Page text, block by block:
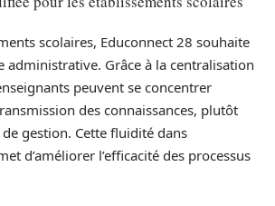
scolaires, Educonnect 28 souhaite
administrative. Grâce à la centralisation
peuvent se concentrer
des connaissances, plutôt
gestion. Cette fluidité dans
d’améliorer l’efficacité des processus